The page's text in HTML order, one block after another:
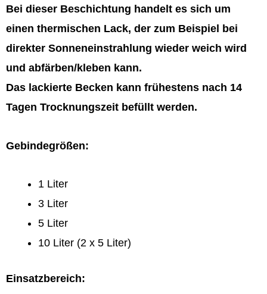
Bei dieser Beschichtung handelt es sich um
einen thermischen Lack, der zum Beispiel bei
direkter Sonneneinstrahlung wieder weich wird
und abfärben/kleben kann.
Das lackierte Becken kann frühestens nach 14
Tagen Trocknungszeit befüllt werden.
Gebindegrößen:
1 Liter
3 Liter
5 Liter
10 Liter (2 x 5 Liter)
Einsatzbereich: